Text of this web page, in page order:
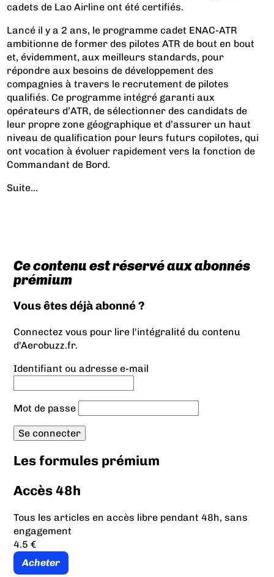
cadets de Lao Airline ont été certifiés.
Lancé il y a 2 ans, le programme cadet ENAC-ATR
ambitionne de former des pilotes ATR de bout en bout
et, évidemment, aux meilleurs standards, pour
répondre aux besoins de développement des
compagnies à travers le recrutement de pilotes
qualifiés. Ce programme intégré garanti aux
opérateurs d’ATR, de sélectionner des candidats de
leur propre zone géographique et d’assurer un haut
niveau de qualification pour leurs futurs copilotes, qui
ont vocation à évoluer rapidement vers la fonction de
Commandant de Bord.
Suite...
Ce contenu est réservé aux abonnés
prémium
Vous êtes déjà abonné ?
Connectez vous pour lire l'intégralité du contenu
d'Aerobuzz.fr.
Identifiant ou adresse e-mail
Mot de passe
Les formules prémium
Accès 48h
Tous les articles en accès libre pendant 48h, sans
engagement
4.5 €
Acheter